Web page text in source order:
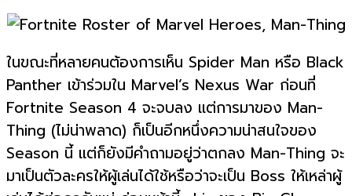
ในขณะที่หลายคนต้องการเห็น Spider Man หรือ Black
Panther เข้าร่วมใน Marvel’s Nexus War ก่อนที่
Fortnite Season 4 จะจบลง แต่การมาของ Man-
Thing (ไม่น่าพลาด) ก็เป็นอีกหนึ่งความน่าสนใจของ
Season นี้ แต่ก็ยังมีคำถามอยู่ว่าตกลง Man-Thing จะ
มาเป็นตัวละครให้ผู้เล่นได้ใช้หรือว่าจะเป็น Boss ให้เหล่าผู้